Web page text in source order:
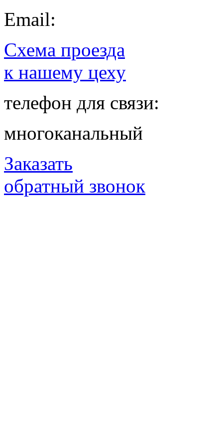
Email:
Схема проезда
к нашему цеху
телефон для связи:
многоканальный
Заказать
обратный звонок